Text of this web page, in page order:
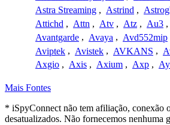
Astra Streaming , Astrind ,
Attichd , Attn , Atv , Atz , Au3 ,
Avantgarde , Avaya , Avd552mip
Aviptek , Avistek , AVKANS ,
Axgio , Axis , Axium , Axp ,
Mais Fontes
* iSpyConnect não tem afiliação, conexão
desatualizados. Não fornecemos nenhuma